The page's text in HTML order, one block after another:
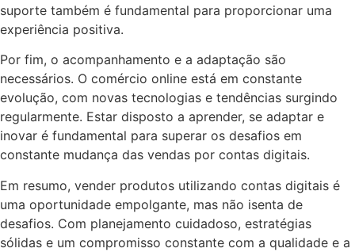
suporte também é fundamental para proporcionar uma
experiência positiva.
Por fim, o acompanhamento e a adaptação são
necessários. O comércio online está em constante
evolução, com novas tecnologias e tendências surgindo
regularmente. Estar disposto a aprender, se adaptar e
inovar é fundamental para superar os desafios em
constante mudança das vendas por contas digitais.
Em resumo, vender produtos utilizando contas digitais é
uma oportunidade empolgante, mas não isenta de
desafios. Com planejamento cuidadoso, estratégias
sólidas e um compromisso constante com a qualidade e a